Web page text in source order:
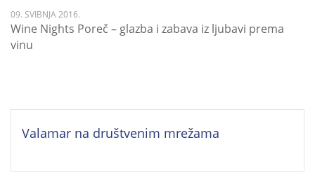
09. SVIBNJA 2016.
Wine Nights Poreč – glazba i zabava iz ljubavi prema
vinu
Valamar na društvenim mrežama